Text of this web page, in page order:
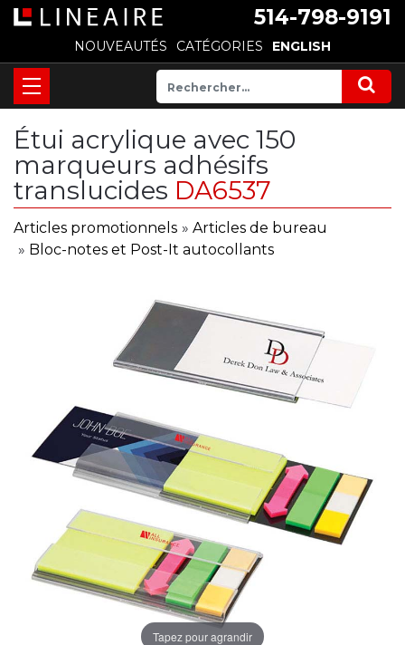
514-798-9191
NOUVEAUTÉS CATÉGORIES ENGLISH
Étui acrylique avec 150
marqueurs adhésifs
translucides DA6537
Articles promotionnels » Articles de bureau
» Bloc-notes et Post-It autocollants
Tapez pour agrandir